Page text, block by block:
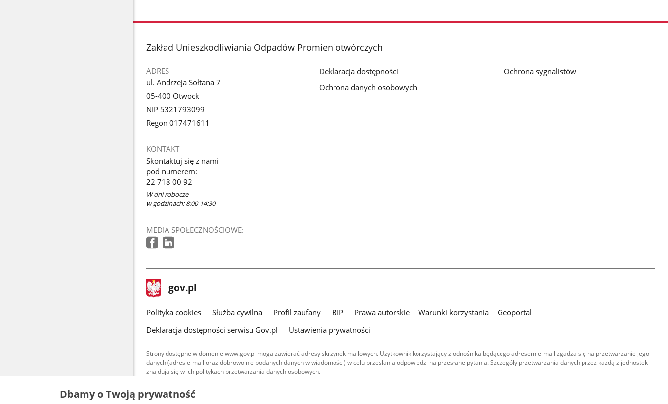
stopka
Zakład Unieszkodliwiania Odpadów Promieniotwórczych
ADRES
ul. Andrzeja Sołtana 7
05-400 Otwock
NIP 5321793099
Regon 017471611
KONTAKT
Skontaktuj się z nami
pod numerem:
22 718 00 92
W dni robocze
w godzinach: 8:00-14:30
MEDIA SPOŁECZNOŚCIOWE:
Deklaracja dostępności
Ochrona danych osobowych
Ochrona sygnalistów
stopka
gov.pl Strona
gov.pl
gov.pl
Polityka cookies Służba cywilna Profil zaufany BIP Prawa autorskie Warunki korzystania
Geoportal
Deklaracja dostępności serwisu Gov.pl
Ustawienia prywatności
Strony dostępne w domenie www.gov.pl mogą zawierać adresy skrzynek mailowych. Użytkownik korzystający z odnośnika będącego adresem e-mail zgadza się na przetwarzanie jego
danych (adres e-mail oraz dobrowolnie podanych danych w wiadomości) w celu przesłania odpowiedzi na przesłane pytania. Szczegóły przetwarzania danych przez każdą z jednostek
znajdują się w ich politykach przetwarzania danych osobowych.
Treści tekstowe publikowane w serwisie (z wyłączeniem treści audiowizualnych), są
udostępniane na licencji typu Creative Commons: uznanie autorstwa - na tych samych
Dbamy o Twoją prywatność